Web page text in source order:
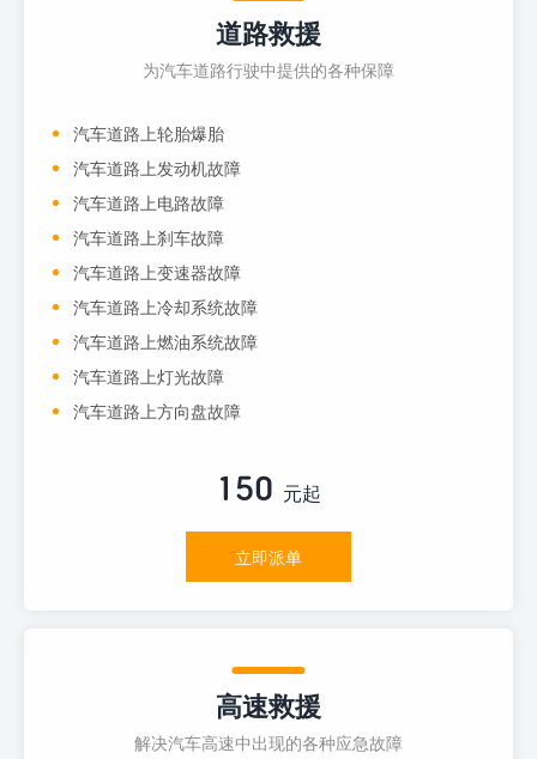
道路救援
为汽车道路行驶中提供的各种保障
汽车道路上轮胎爆胎
汽车道路上发动机故障
汽车道路上电路故障
汽车道路上刹车故障
汽车道路上变速器故障
汽车道路上冷却系统故障
汽车道路上燃油系统故障
汽车道路上灯光故障
汽车道路上方向盘故障
150 元起
立即派单
高速救援
解决汽车高速中出现的各种应急故障